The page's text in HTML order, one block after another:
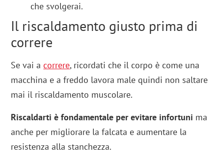
che svolgerai.
Il riscaldamento giusto prima di
correre
Se vai acorrere, ricordati che il corpo è come una
macchina e a freddo lavora male quindi non saltare
mai il riscaldamento muscolare.
Riscaldarti è fondamentale per evitare infortuni ma
anche per migliorare la falcata e aumentare la
resistenza alla stanchezza.